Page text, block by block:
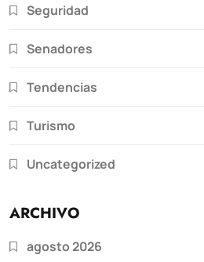
Seguridad
Senadores
Tendencias
Turismo
Uncategorized
ARCHIVO
agosto 2026